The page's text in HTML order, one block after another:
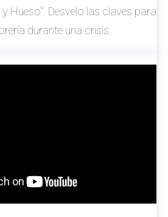
Hueso". Desvelo las claves para
durante una crisis.